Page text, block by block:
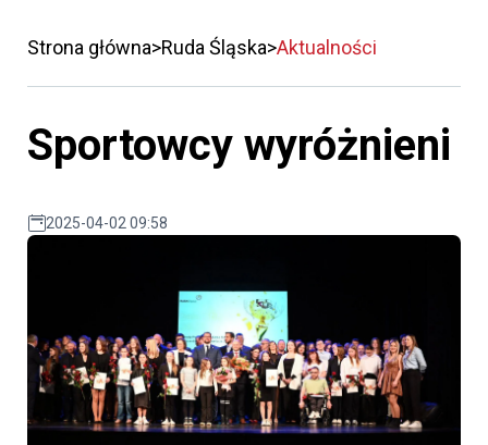
Strona główna Ruda Śląska Aktualności
Sportowcy wyróżnieni
2025-04-02 09:58